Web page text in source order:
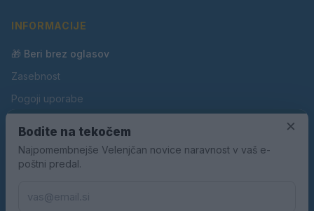
INFORMACIJE
🎁 Beri brez oglasov
Zasebnost
Pogoji uporabe
Oglaševanje
Kontakt
×
Bodite na tekočem
Najpomembnejše Velenjčan novice naravnost v vaš e-
poštni predal.